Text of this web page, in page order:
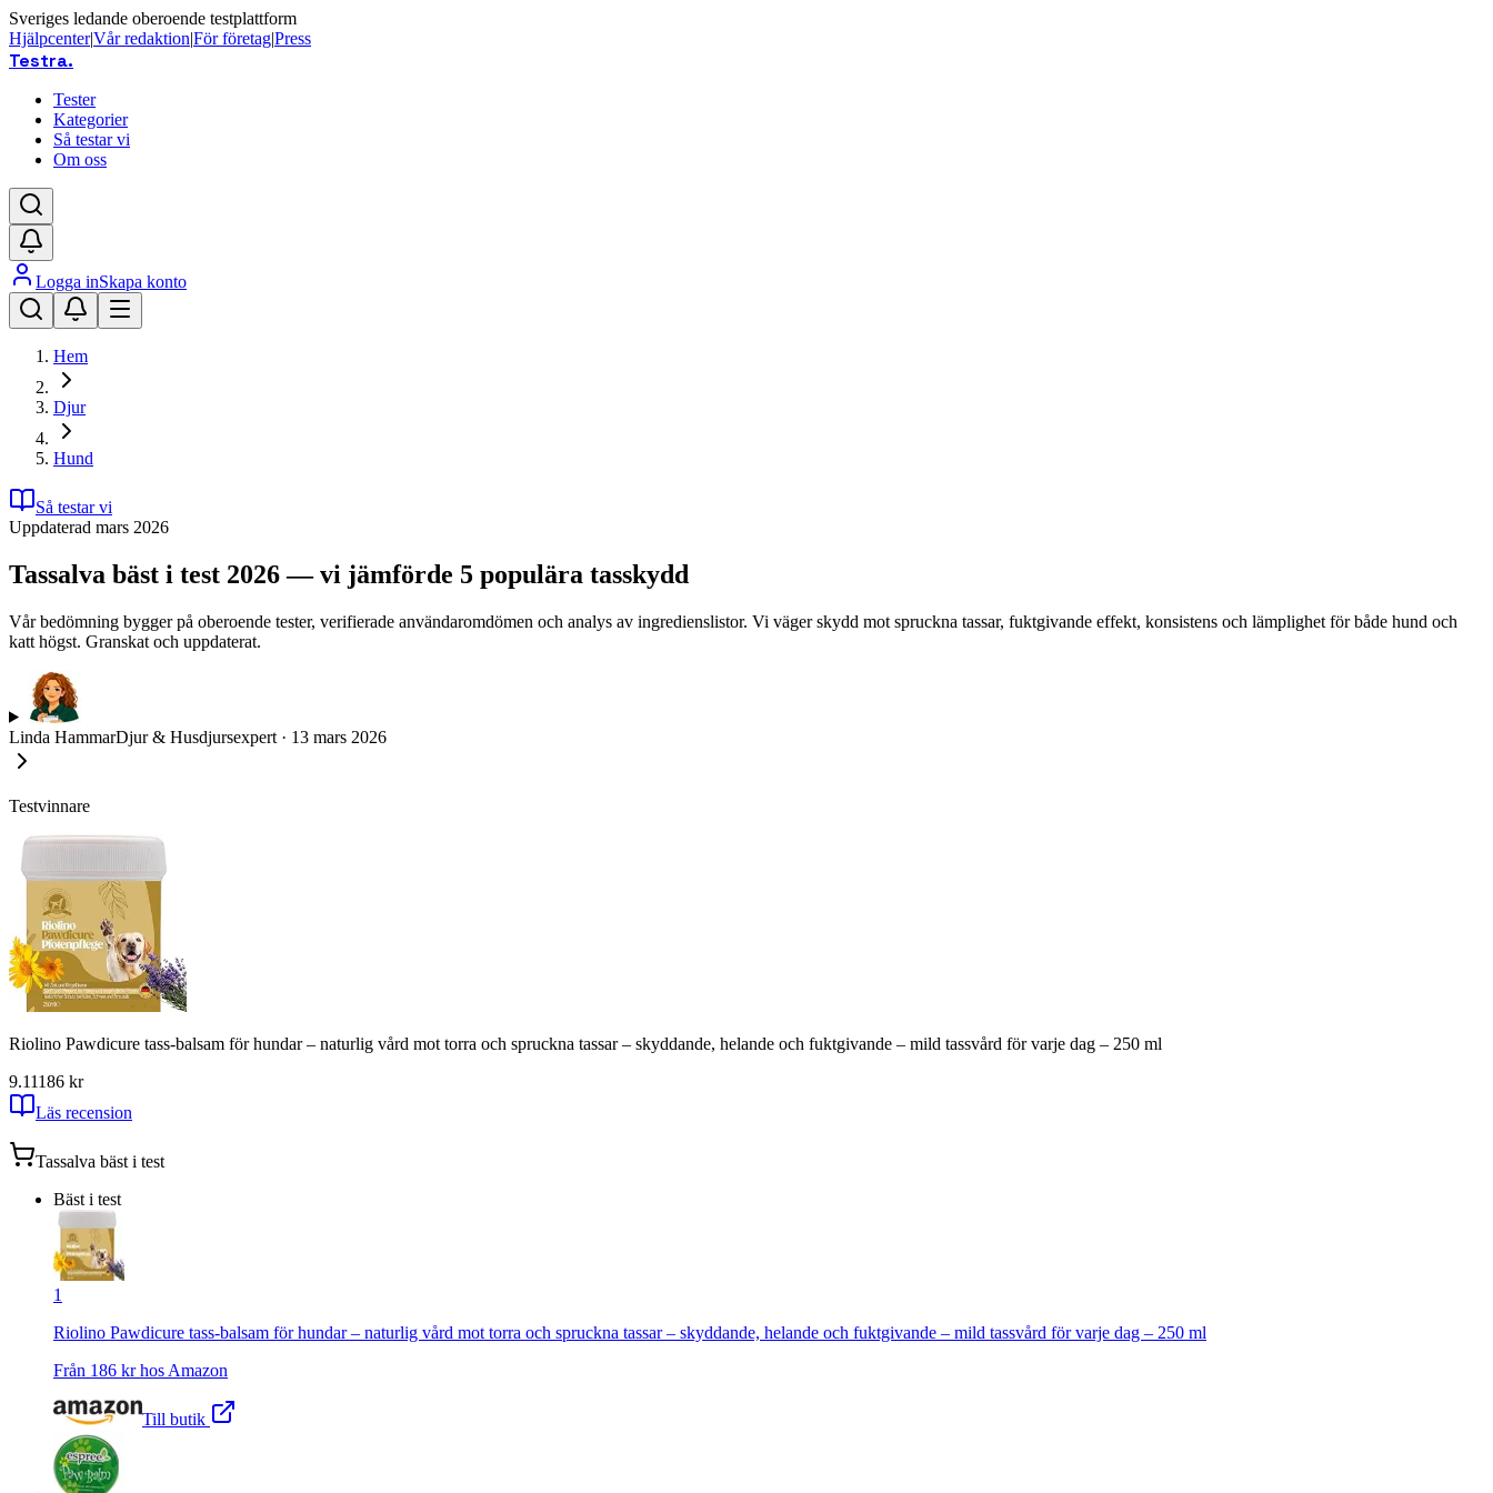
Sveriges ledande oberoende testplattform
Hjälpcenter|Vår redaktion|För företag|Press
Testra.
Tester
Kategorier
Så testar vi
Om oss
Logga inSkapa konto
Hem
Djur
Hund
Så testar vi
Uppdaterad mars 2026
Tassalva bäst i test 2026 — vi jämförde 5 populära tasskydd
Vår bedömning bygger på oberoende tester, verifierade användaromdömen och analys av ingredienslistor. Vi väger skydd mot spruckna tassar, fuktgivande effekt, konsistens och lämplighet för både hund och
katt högst. Granskat och uppdaterat.
Linda HammarDjur & Husdjursexpert · 13 mars 2026
Testvinnare
Riolino Pawdicure tass-balsam för hundar – naturlig vård mot torra och spruckna tassar – skyddande, helande och fuktgivande – mild tassvård för varje dag – 250 ml
9.11186 kr
Läs recension
Tassalva bäst i test
Bäst i test
1
Riolino Pawdicure tass-balsam för hundar – naturlig vård mot torra och spruckna tassar – skyddande, helande och fuktgivande – mild tassvård för varje dag – 250 ml
Från 186 kr hos Amazon
Till butik